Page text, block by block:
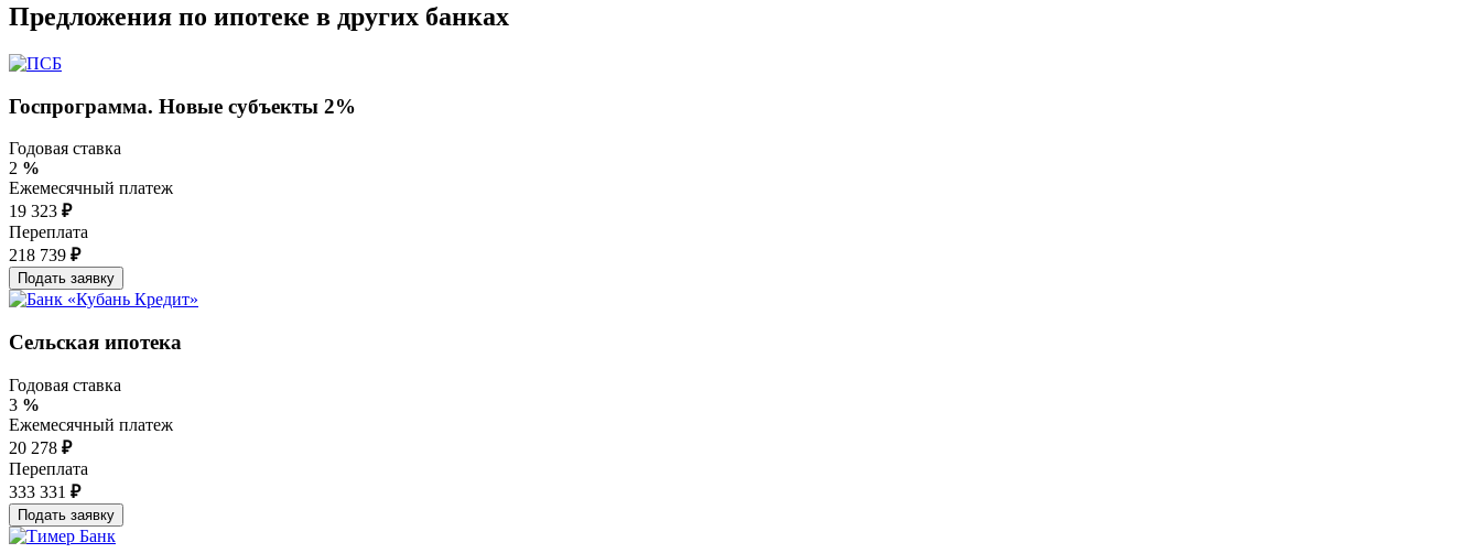
Предложения по ипотеке в других банках
Госпрограмма. Новые субъекты 2%
Годовая ставка
2 %
Ежемесячный платеж
19 323 ₽
Переплата
218 739 ₽
Сельская ипотека
Годовая ставка
3 %
Ежемесячный платеж
20 278 ₽
Переплата
333 331 ₽